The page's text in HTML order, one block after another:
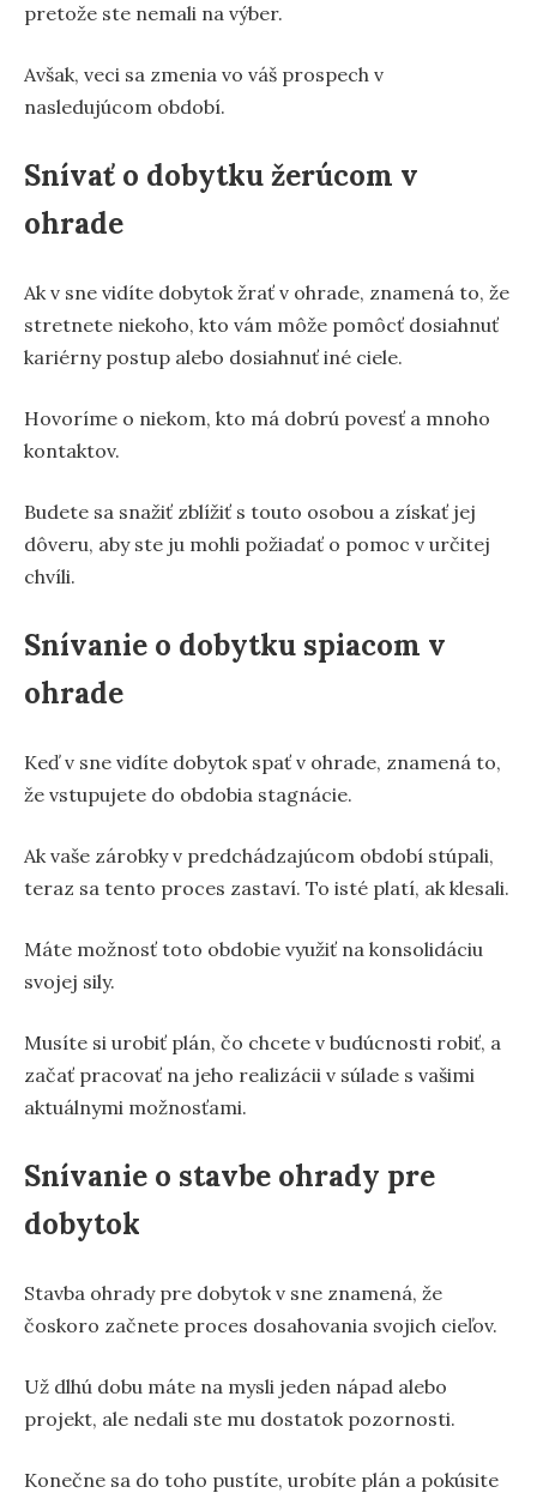
pretože ste nemali na výber.
Avšak, veci sa zmenia vo váš prospech v
nasledujúcom období.
Snívať o dobytku žerúcom v
ohrade
Ak v sne vidíte dobytok žrať v ohrade, znamená to, že
stretnete niekoho, kto vám môže pomôcť dosiahnuť
kariérny postup alebo dosiahnuť iné ciele.
Hovoríme o niekom, kto má dobrú povesť a mnoho
kontaktov.
Budete sa snažiť zblížiť s touto osobou a získať jej
dôveru, aby ste ju mohli požiadať o pomoc v určitej
chvíli.
Snívanie o dobytku spiacom v
ohrade
Keď v sne vidíte dobytok spať v ohrade, znamená to,
že vstupujete do obdobia stagnácie.
Ak vaše zárobky v predchádzajúcom období stúpali,
teraz sa tento proces zastaví. To isté platí, ak klesali.
Máte možnosť toto obdobie využiť na konsolidáciu
svojej sily.
Musíte si urobiť plán, čo chcete v budúcnosti robiť, a
začať pracovať na jeho realizácii v súlade s vašimi
aktuálnymi možnosťami.
Snívanie o stavbe ohrady pre
dobytok
Stavba ohrady pre dobytok v sne znamená, že
čoskoro začnete proces dosahovania svojich cieľov.
Už dlhú dobu máte na mysli jeden nápad alebo
projekt, ale nedali ste mu dostatok pozornosti.
Konečne sa do toho pustíte, urobíte plán a pokúsite